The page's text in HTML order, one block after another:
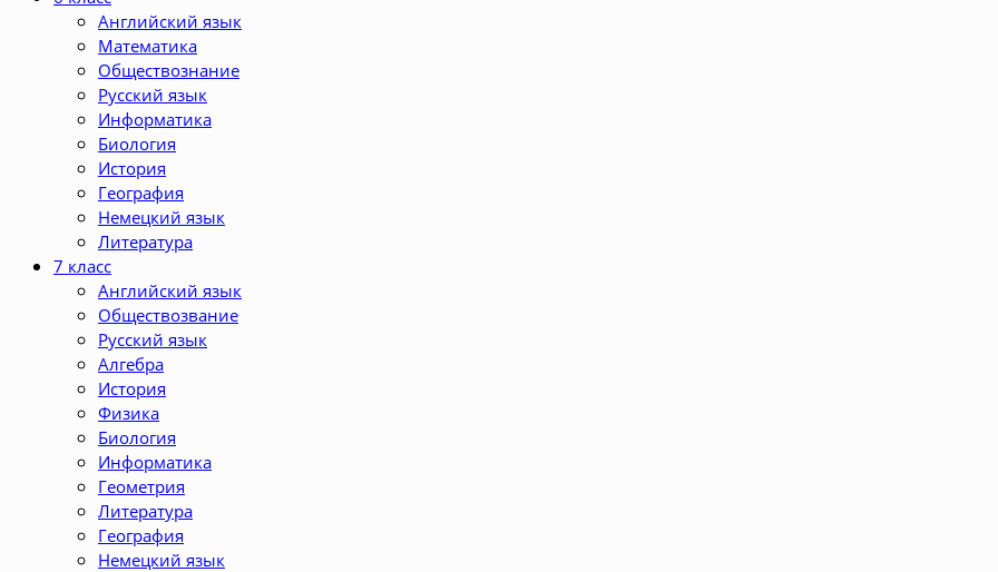
Английский язык
Математика
Обществознание
Русский язык
Информатика
Биология
История
География
Немецкий язык
Литература
7 класс
Английский язык
Обществозвание
Русский язык
Алгебра
История
Физика
Биология
Информатика
Геометрия
Литература
География
Немецкий язык